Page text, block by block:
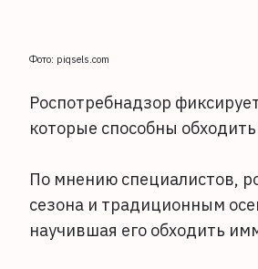
Фото: piqsels.com
Роспотребнадзор
которые способны
По мнению специалистов,
сезона и традиционным
научившая его обходить